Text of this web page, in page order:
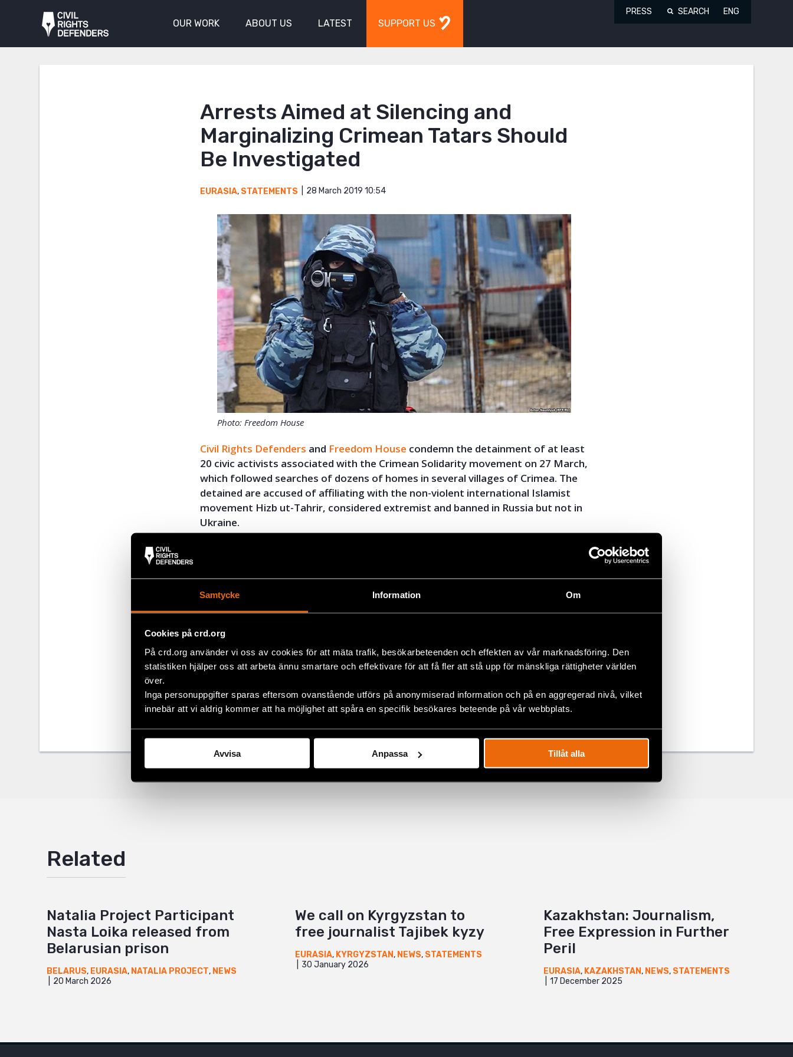
Samtycke Information Om
Cookies på crd.org
På crd.org använder vi oss av cookies för att mäta trafik, besökarbeteenden och effekten av vår marknadsföring. Den
statistiken hjälper oss att arbeta ännu smartare och effektivare för att få fler att stå upp för mänskliga rättigheter världen
över.
Inga personuppgifter sparas eftersom ovanstående utförs på anonymiserad information och på en aggregerad nivå, vilket
innebär att vi aldrig kommer att ha möjlighet att spåra en specifik besökares beteende på vår webbplats.
Avvisa Anpassa Tillåt alla
OUR WORK ABOUT US LATEST SUPPORT US
PRESS SEARCH ENG
Arrests Aimed at Silencing and
Marginalizing Crimean Tatars Should
Be Investigated
EURASIA, STATEMENTS 28 March 2019 10:54
Photo: Freedom House
Civil Rights Defenders and Freedom House condemn the detainment of at least
20 civic activists associated with the Crimean Solidarity movement on 27 March,
which followed searches of dozens of homes in several villages of Crimea. The
detained are accused of affiliating with the non-violent international Islamist
movement Hizb ut-Tahrir, considered extremist and banned in Russia but not in
Ukraine.
traditions, is an ongoing reminder of how respect for human rights and democracy
has precipitously declined in Crimea,” said Ana Furtuna, Programme Director for
Read the full statement
Facebook
Mail
TagsEurasia
Related
Natalia Project Participant
Nasta Loika released from
Belarusian prison
BELARUS, EURASIA, NATALIA PROJECT, NEWS
20 March 2026
We call on Kyrgyzstan to
free journalist Tajibek kyzy
EURASIA, KYRGYZSTAN, NEWS, STATEMENTS
30 January 2026
Kazakhstan: Journalism,
Free Expression in Further
Peril
EURASIA, KAZAKHSTAN, NEWS, STATEMENTS
17 December 2025